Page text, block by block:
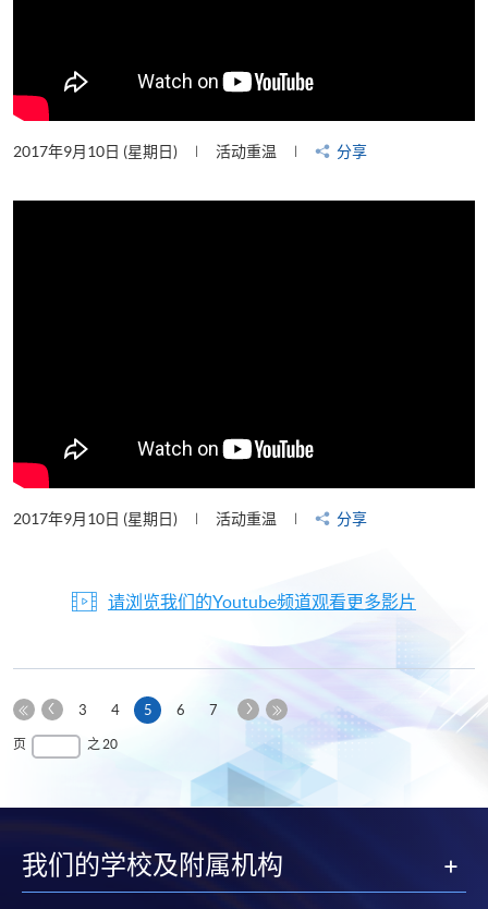
2017年9月10日 (星期日) 活动重温 分享
2017年9月10日 (星期日) 活动重温 分享
请浏览我们的Youtube频道观看更多影片
第
一
上
3 4 5本
6 7
下
最
页 之 20
我们的学校及附属机构